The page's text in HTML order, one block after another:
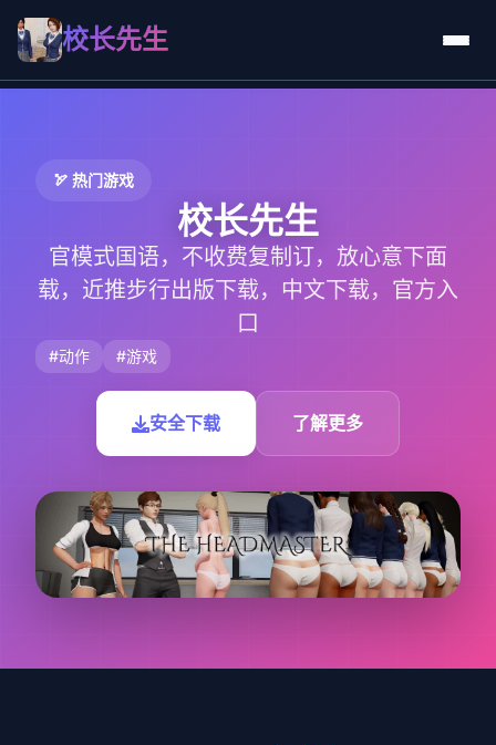
校长先生
🏹 热门游戏
校长先生
官模式国语，不收费复制订，放心意下面
载，近推步行出版下载，中文下载，官方入
口
#动作 #游戏
安全下载 了解更多